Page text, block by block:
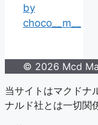
by
choco__m__
© 2026 Mcd
当サイトはマクドナ
ナルド社とは一切関